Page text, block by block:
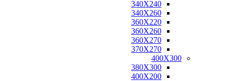
340X240
340X260
360X220
360X260
360X270
370X270
400X300
380X300
400X200